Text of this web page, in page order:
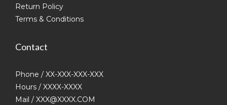
Return Policy
Terms & Conditions
Contact
Phone / XX-XXX-XXX-XXX
Hours / XXXX-XXXX
Mail / XXX@XXXX.COM